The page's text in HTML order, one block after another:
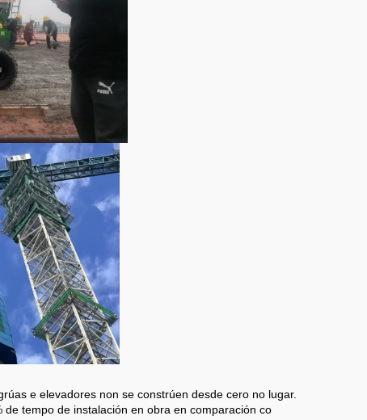
e elevadores non se constrúen desde cero no lugar.
tempo de instalación en obra en comparación co